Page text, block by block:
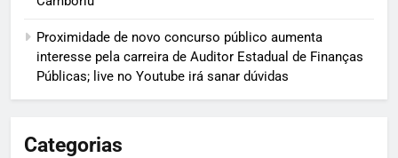
Proximidade de novo concurso público aumenta
interesse pela carreira de Auditor Estadual de Finanças
Públicas; live no Youtube irá sanar dúvidas
Categorias